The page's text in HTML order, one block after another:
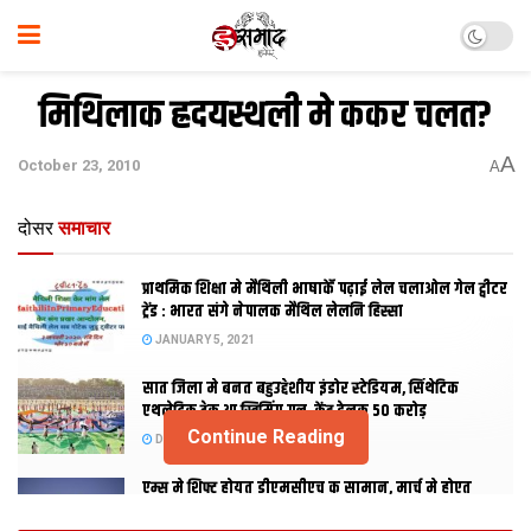
मिथिलाक ह्रदयस्थली मे ककर चलत?
October 23, 2010 AA
दोसर समाचार
प्राथमिक शि‍क्षा मे मैथि‍ली भाषाकेँ पढ़ाई लेल चलाओल गेल ट्वीटर
ट्रेंड : भारत संगे नेपालक मैथिल लेलनि हिस्सा
JANUARY 5, 2021
सात जिला मे बनत बहुउद्देशीय इंडोर स्‍टेडि‍यम, सिंथेटिक
एथलेटिक ट्रेक आ स्विमिंग पुल, केंद्र देलक 50 करोड़
DECEMBER 26, 2020
एम्स मे शिफ्ट होयत डीएमसीएच क सामान, मार्च मे होएत
Continue Reading